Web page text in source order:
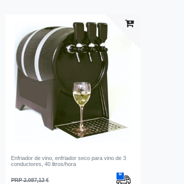
Enfriador de vino, enfriador seco para vino de 3
conductores, 40 litros/hora
PRP 2.087,12 €